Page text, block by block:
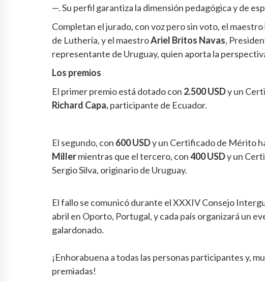
—. Su perfil garantiza la dimensión pedagógica y de
Completan el jurado, con voz pero sin voto, el maestro
de Luthería, y el maestroAriel Britos Navas,
representante de Uruguay, quien aporta la
Los premios
El primer premio está dotado con 2.500 USDy un
Richard Capa,participante de Ecuador.
El segundo, con 600 USDy un Certificado de Mérito
Millermientras que el tercero, con400 USDy un
Sergio Silva, originario de Uruguay.
El fallo se comunicó durante el XXXIV Consejo
abril en Oporto, Portugal, y cada país organizará un
galardonado.
¡Enhorabuena a todas las personas participantes y,
premiadas!